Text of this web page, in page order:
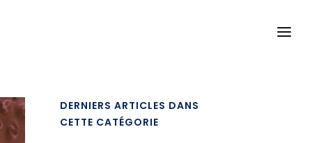
DERNIERS ARTICLES DANS
CETTE CATÉGORIE